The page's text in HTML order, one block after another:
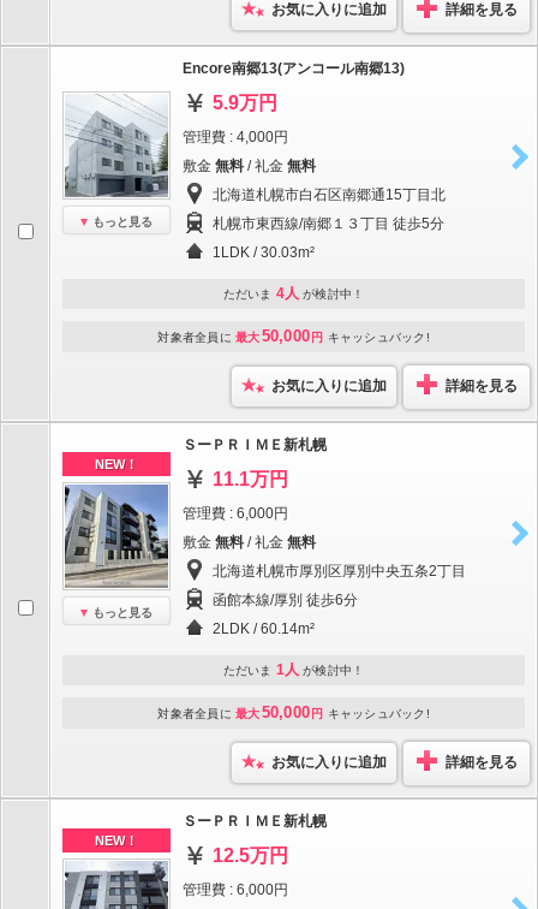
お気に入りに追加 詳細を見る
もっと見る
Encore南郷13(アンコール南郷13)
5.9万円
管理費 : 4,000円
敷金 無料 / 礼金 無料
北海道札幌市白石区南郷通15丁目北
札幌市東西線/南郷１３丁目 徒歩5分
1LDK / 30.03m²
ただいま 4人 が検討中！
対象者全員に 最大50,000 円 キャッシュバック!
お気に入りに追加 詳細を見る
NEW！
もっと見る
ＳーＰＲＩＭＥ新札幌
11.1万円
管理費 : 6,000円
敷金 無料 / 礼金 無料
北海道札幌市厚別区厚別中央五条2丁目
函館本線/厚別 徒歩6分
2LDK / 60.14m²
ただいま 1人 が検討中！
対象者全員に 最大50,000 円 キャッシュバック!
お気に入りに追加 詳細を見る
NEW！
ＳーＰＲＩＭＥ新札幌
12.5万円
管理費 : 6,000円